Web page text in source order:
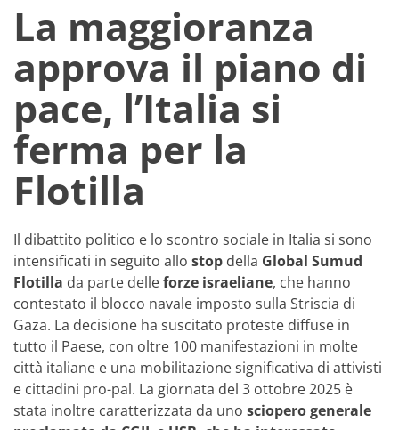
La maggioranza
approva il piano di
pace, l’Italia si
ferma per la
Flotilla
Il dibattito politico e lo scontro sociale in Italia si sono
intensificati in seguito allo stop della Global Sumud
Flotilla da parte delleforze israeliane, che hanno
contestato il blocco navale imposto sulla Striscia di
Gaza. La decisione ha suscitato proteste diffuse in
tutto il Paese, con oltre 100 manifestazioni in molte
città italiane e una mobilitazione significativa di attivisti
e cittadini pro-pal. La giornata del 3 ottobre 2025 è
stata inoltre caratterizzata da uno sciopero generale